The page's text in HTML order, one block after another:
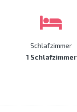
Schlafzimmer
1 Schlafzimmer